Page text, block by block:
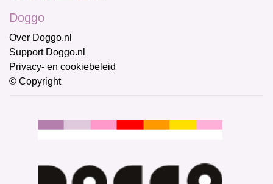
Doggo
Over Doggo.nl
Support Doggo.nl
Privacy- en cookiebeleid
© Copyright